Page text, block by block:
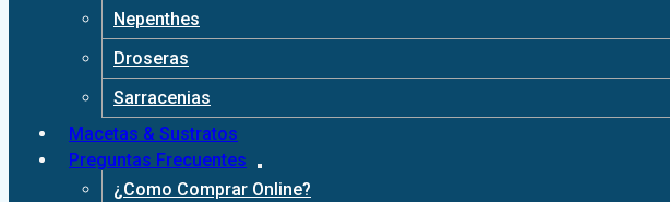
Nepenthes
Droseras
Sarracenias
Macetas & Sustratos
Preguntas Frecuentes
¿Como Comprar Online?